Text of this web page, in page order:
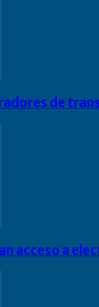
de
acceso a